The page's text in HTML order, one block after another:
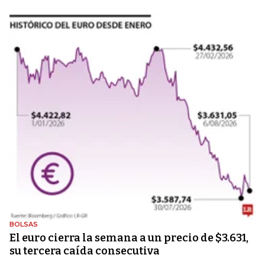
BOLSAS
El euro cierra la semana a un precio de $3.631,
su tercera caída consecutiva